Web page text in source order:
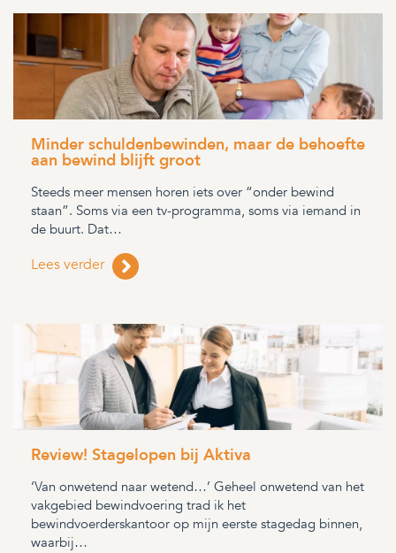
Minder schuldenbewinden, maar de behoefte
aan bewind blijft groot
Steeds meer mensen horen iets over “onder bewind
staan”. Soms via een tv-programma, soms via iemand in
de buurt. Dat…
Lees verder
Review! Stagelopen bij Aktiva
‘Van onwetend naar wetend…’ Geheel onwetend van het
vakgebied bewindvoering trad ik het
bewindvoerderskantoor op mijn eerste stagedag binnen,
waarbij…